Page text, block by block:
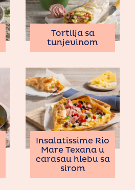
Tortilja sa
tunjevinom
Insalatissime Rio
Mare Texana u
carasau hlebu sa
sirom